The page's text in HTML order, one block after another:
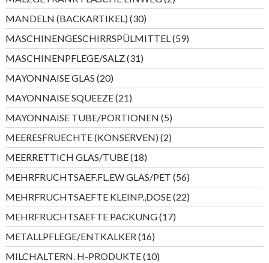
Produkte
MANDELN (BACKARTIKEL) 3030
Produkte
MASCHINENGESCHIRRSPÜLMITTEL 5959
Produkte
MASCHINENPFLEGE/SALZ 3131
Produkte
MAYONNAISE GLAS 2020
Produkte
MAYONNAISE SQUEEZE 2121
Produkte
MAYONNAISE TUBE/PORTIONEN 55
Produkte
MEERESFRUECHTE (KONSERVEN) 22
Produkte
MEERRETTICH GLAS/TUBE 1818
Produkte
MEHRFRUCHTSAEF.FL.EW GLAS/PET 5656
Produkte
MEHRFRUCHTSAEFTE KLEINP.,DOSE 2222
Produkte
MEHRFRUCHTSAEFTE PACKUNG 1717
Produkte
METALLPFLEGE/ENTKALKER 1616
Produkte
MILCHALTERN. H-PRODUKTE 1010